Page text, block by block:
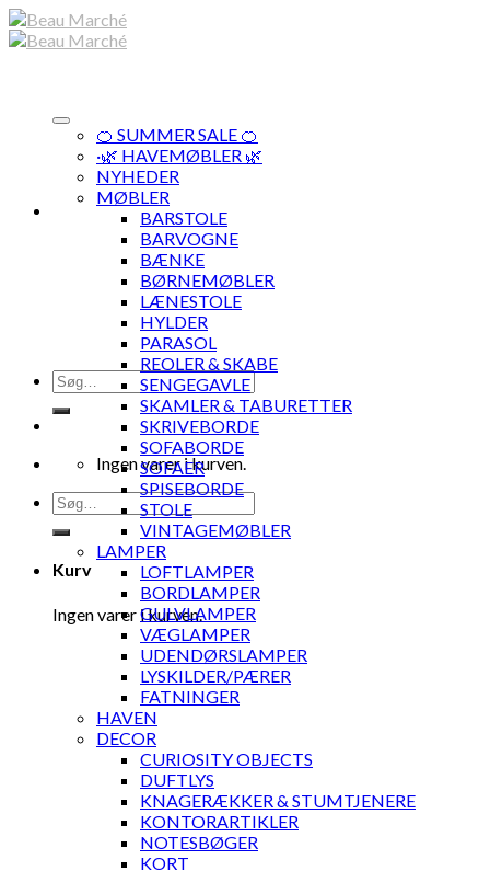
Skip
to
Søg
efter:
Ingen varer i kurven.
Søg
efter:
Kurv
Ingen varer i kurven.
🍊 SUMMER SALE 🍊
·🌿 HAVEMØBLER 🌿
NYHEDER
MØBLER
BARSTOLE
BARVOGNE
BÆNKE
BØRNEMØBLER
LÆNESTOLE
HYLDER
PARASOL
REOLER & SKABE
SENGEGAVLE
SKAMLER & TABURETTER
SKRIVEBORDE
SOFABORDE
SOFAER
SPISEBORDE
STOLE
VINTAGEMØBLER
LAMPER
LOFTLAMPER
BORDLAMPER
GULVLAMPER
VÆGLAMPER
UDENDØRSLAMPER
LYSKILDER/PÆRER
FATNINGER
HAVEN
DECOR
CURIOSITY OBJECTS
DUFTLYS
KNAGERÆKKER & STUMTJENERE
KONTORARTIKLER
NOTESBØGER
KORT